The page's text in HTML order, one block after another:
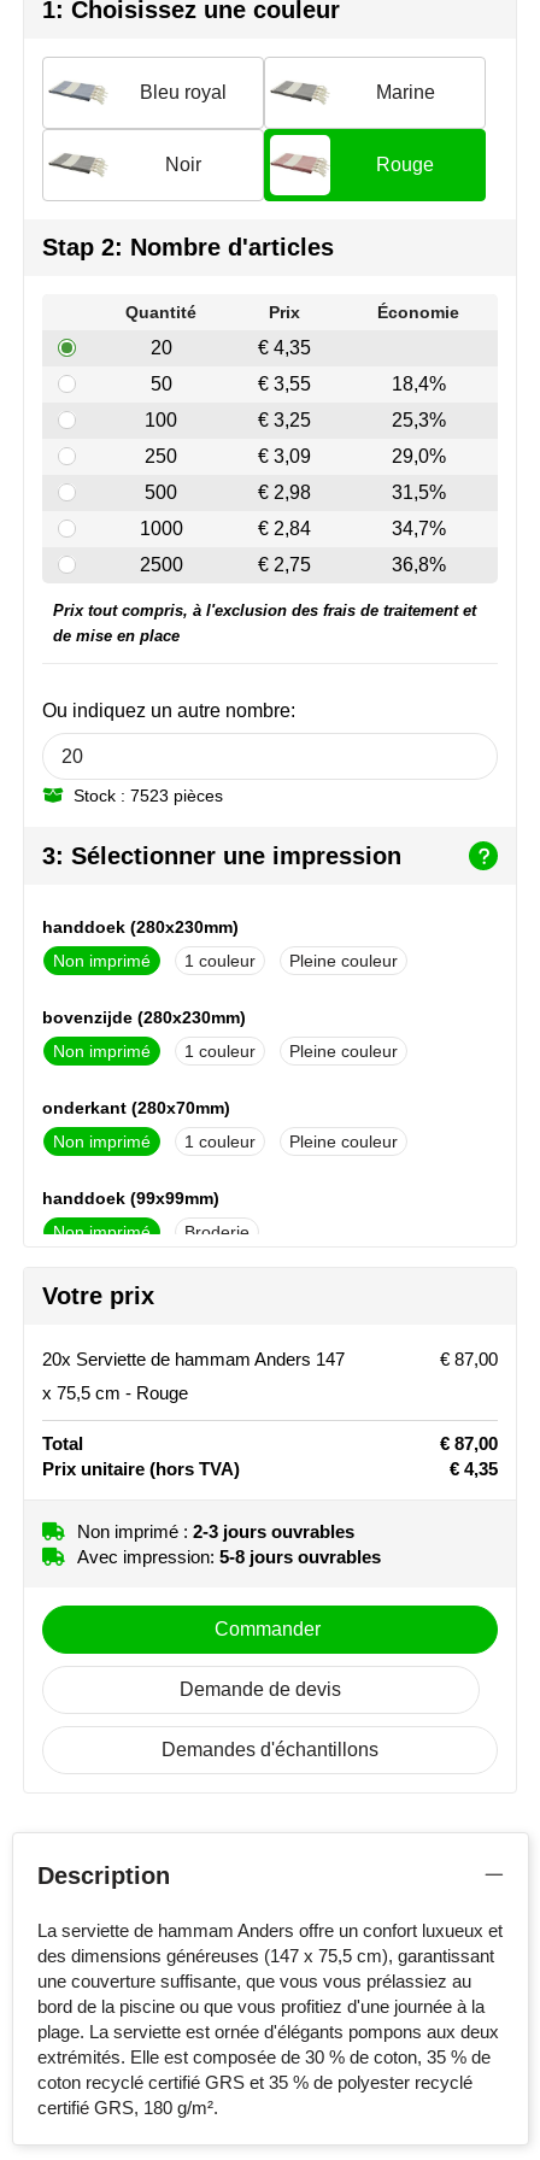
Vêtements de sport
Sacs
Loisirs, jeux & plein air
Join the pipe
Kambukka
MagLite
Mentos
Mepal
MiniMAX
Moleskine
NoStress
Ocean Bottle
Parker pennen
Peekay
Senator
Sophie Muval
Stanley
STORMaxi
The One Towelling
Victorinox
Waterman
1: Choisissez une couleur
Bleu royal Marine
Noir Rouge
Stap 2: Nombre d'articles
Quantité Prix Économie
20
€ 4,35
50
€ 3,55
18,4%
100
€ 3,25
25,3%
250
€ 3,09
29,0%
500
€ 2,98
31,5%
1000
€ 2,84
34,7%
2500
€ 2,75 36,8%
Ou indiquez un autre nombre:
Stock : 7523 pièces
Prix tout compris, à l'exclusion des frais de traitement et
de mise en place
3: Sélectionner une impression
handdoek (280x230mm)
Non imprimé
1 Pleine couleur
bovenzijde (280x230mm)
Non imprimé
1 Pleine couleur
onderkant (280x70mm)
Non imprimé
1 Pleine couleur
handdoek (99x99mm)
Non imprimé
Broderie
bovenzijde (99x99mm)
Votre prix
20x Serviette de hammam Anders 147
x 75,5 cm - Rouge
€ 87,00
Total
€ 87,00
Prix unitaire (hors TVA) € 4,35
Non imprimé : 2-3 jours ouvrables
Avec impression: 5-8 jours ouvrables
Commander
Demande de devis
Demandes d'échantillons
Description
La serviette de hammam Anders offre un confort luxueux et
des dimensions généreuses (147 x 75,5 cm), garantissant
une couverture suffisante, que vous vous prélassiez au
bord de la piscine ou que vous profitiez d'une journée à la
plage. La serviette est ornée d'élégants pompons aux deux
extrémités. Elle est composée de 30 % de coton, 35 % de
coton recyclé certifié GRS et 35 % de polyester recyclé
certifié GRS, 180 g/m².